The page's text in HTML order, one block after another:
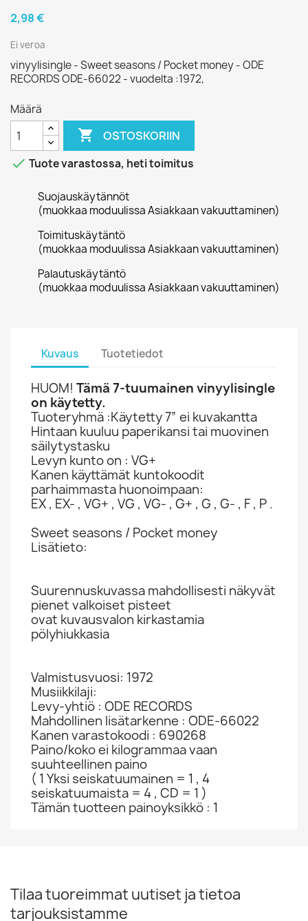
2,98 €
Ei veroa
vinyylisingle - Sweet seasons / Pocket money - ODE
RECORDS ODE-66022 - vuodelta :1972,
Määrä
 OSTOSKORIIN
 Tuote varastossa, heti toimitus
Suojauskäytännöt
(muokkaa moduulissa Asiakkaan vakuuttaminen)
Toimituskäytäntö
(muokkaa moduulissa Asiakkaan vakuuttaminen)
Palautuskäytäntö
(muokkaa moduulissa Asiakkaan vakuuttaminen)
Kuvaus Tuotetiedot
HUOM! Tämä 7-tuumainen vinyylisingle
on käytetty.
Tuoteryhmä :Käytetty 7” ei kuvakantta
Hintaan kuuluu paperikansi tai muovinen
säilytystasku
Levyn kunto on : VG+
Kanen käyttämät kuntokoodit
parhaimmasta huonoimpaan:
EX , EX- , VG+ , VG , VG- , G+ , G , G- , F , P .
Sweet seasons / Pocket money
Lisätieto:
Suurennuskuvassa mahdollisesti näkyvät
pienet valkoiset pisteet
ovat kuvausvalon kirkastamia
pölyhiukkasia
Valmistusvuosi: 1972
Musiikkilaji:
Levy-yhtiö : ODE RECORDS
Mahdollinen lisätarkenne : ODE-66022
Kanen varastokoodi : 690268
Paino/koko ei kilogrammaa vaan
suuhteellinen paino
( 1 Yksi seiskatuumainen = 1 , 4
seiskatuumaista = 4 , CD = 1 )
Tämän tuotteen painoyksikkö : 1
Tilaa tuoreimmat uutiset ja tietoa
tarjouksistamme